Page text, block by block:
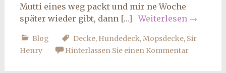
Mutti eines weg packt und mir ne Woche
später wieder gibt, dann […]Weiterlesen →
Blog Decke, Hundedeck,Mopsdecke, Sir
Henry
Hinterlassen Sie einen Kommentar